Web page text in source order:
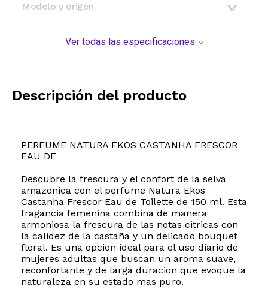
Modelo y origen
Ver todas las especificaciones
Descripción del producto
PERFUME NATURA EKOS CASTANHA FRESCOR
EAU DE
Descubre la frescura y el confort de la selva
amazonica con el perfume Natura Ekos
Castanha Frescor Eau de Toilette de 150 ml. Esta
fragancia femenina combina de manera
armoniosa la frescura de las notas citricas con
la calidez de la castaña y un delicado bouquet
floral. Es una opcion ideal para el uso diario de
mujeres adultas que buscan un aroma suave,
reconfortante y de larga duracion que evoque la
naturaleza en su estado mas puro.